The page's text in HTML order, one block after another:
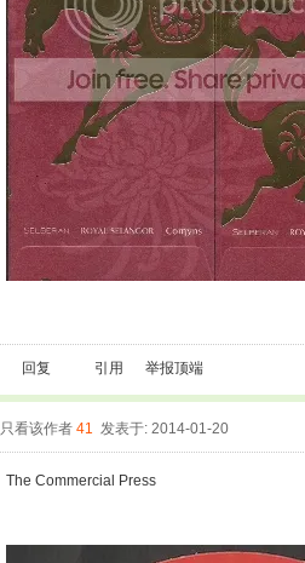
回复 引用 举报顶端
只看该作者 41 发表于: 2014-01-20
The Commercial Press